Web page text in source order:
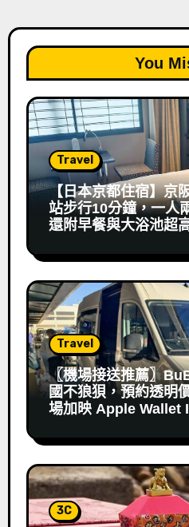
You
Travel
【日本京都住宿】京
站步行10分鐘，一人
還附早餐與大浴池超
Travel
〖機場接送推薦〗
國不狼狽，預約透明
場加映 Apple Wallet
3C